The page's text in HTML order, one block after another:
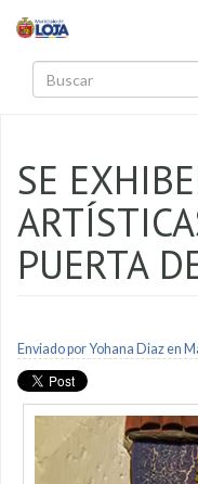
SE
PUERTA
Enviado porYohana Diazen